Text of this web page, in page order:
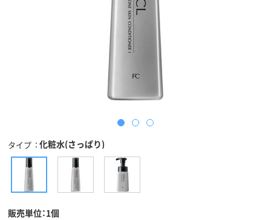
タイプ 化粧水(さっぱり)
販売単位：1個